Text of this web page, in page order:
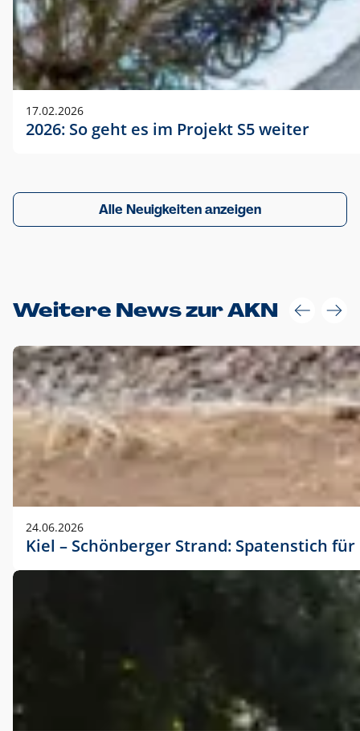
17.02.2026
2026: So geht es im Projekt S5 weiter
Alle Neuigkeiten anzeigen
Weitere News zur AKN
24.06.2026
Kiel – Schönberger Strand: Spatenstich